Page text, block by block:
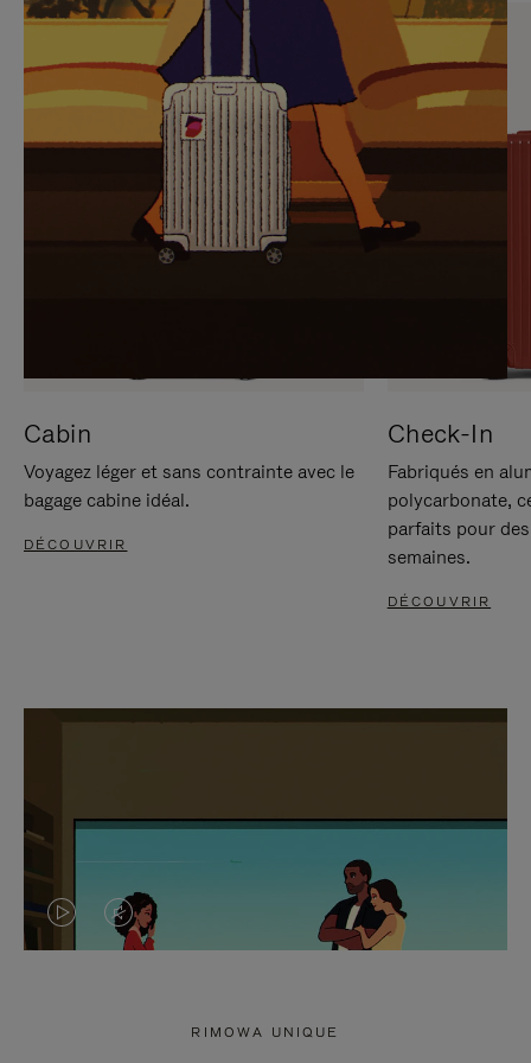
SUR
POUR
METTRE
PAUSE
VEUILLEZ
CLIQUER
POUR
RÉACTIVER
LE
SON
Cabin
Voyagez léger et sans contrainte avec le
bagage cabine idéal.
DÉCOUVRIR
Check-In
Fabriqués en
polycarbonate,
parfaits pour
semaines.
DÉCOUVRIR
LA LE
RIMOWA UNIQUE